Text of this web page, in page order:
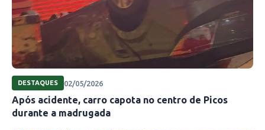
DESTAQUES 02/05/2026
Após acidente, carro capota no centro de Picos
durante a madrugada